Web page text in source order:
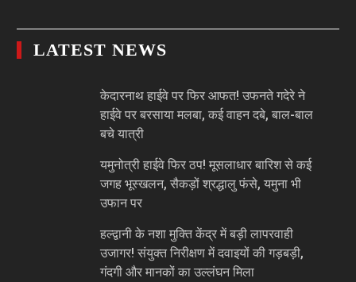
LATEST NEWS
केदारनाथ हाईवे पर फिर आफत! उफनते गदेरे ने
हाईवे पर बरसाया मलबा, कई वाहन दबे, बाल-बाल
बचे यात्री
यमुनोत्री हाईवे फिर ठप! मूसलाधार बारिश से कई
जगह भूस्खलन, सैकड़ों श्रद्धालु फंसे, यमुना भी
उफान पर
हल्द्वानी के नशा मुक्ति केंद्र में बड़ी लापरवाही
उजागर! संयुक्त निरीक्षण में दवाइयों की गड़बड़ी,
गंदगी और मानकों का उल्लंघन मिला